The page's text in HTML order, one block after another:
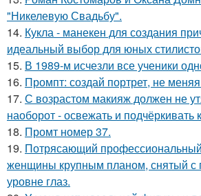
"Никелевую Свадьбу".
14. Кукла - манекен для создания
идеальный выбор для юных
15. В 1989-м исчезли все ученики
16. Промпт: создай портрет, не
17. С возрастом макияж должен не
наоборот - освежать и подчёркивать
18. Промт номер 37.
19. Потрясающий
женщины крупным планом, снятый с
уровне глаз.